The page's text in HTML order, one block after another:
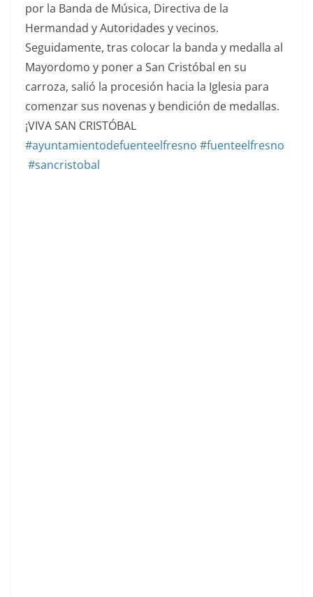
por la Banda de Música, Directiva de la
Hermandad y Autoridades y vecinos.
Seguidamente, tras colocar la banda y medalla al
Mayordomo y poner a San Cristóbal en su
carroza, salió la procesión hacia la Iglesia para
comenzar sus novenas y bendición de medallas.
¡VIVA SAN CRISTÓBAL
#ayuntamientodefuenteelfresno #fuenteelfresno
#sancristobal